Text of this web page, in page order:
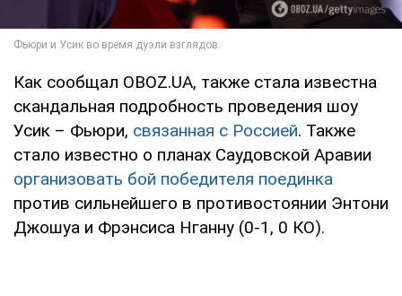
Как сообщал OBOZ.UA, также стала известна
скандальная подробность проведения шоу
Усик – Фьюри, связанная с Россией. Также
стало известно о планах Саудовской Аравии
организовать бой победителя поединка
против сильнейшего в противостоянии Энтони
Джошуа и Фрэнсиса Нганну (0-1, 0 КО).